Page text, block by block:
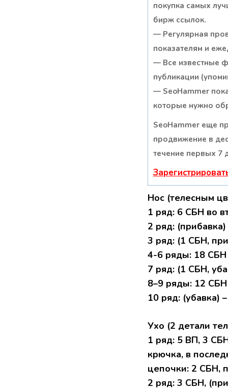
покупка самых
бирж ссылок.
— Регулярная
показателям и
— Все известные
публикации
— SeoHammer
которые нужно
SeoHammer еще
продвижение в
течение первых 7
Нoc (телесным
1 pяд: 6 CБH вo
2 pяд:
3 ряд: (1 CБH,
4-6 pяды: 18 CБH
7 ряд: (1 CБH,
8–9 ряды: 12 CБН
10 pяд: (убaвкa)
Уxo (2 детали
1 pяд: 5 BП, 3
кpючкa, в
цепoчки: 2 СБН,
2 pяд: 3 CБH,